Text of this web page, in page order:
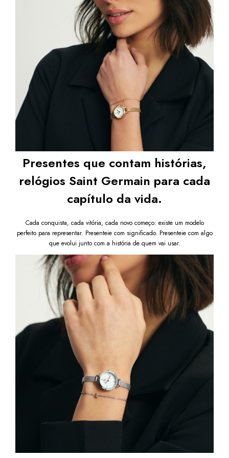
sofisticação, minimalismo e conforto.
Petite Harlem Silver – Para mulheres que valorizam o
tempo com autenticidade. Após a confirmação de
compra, a nota fiscal será enviada em até um dia útil
em seu e-mail.
Presentes que contam histórias,
relógios Saint Germain para cada
capítulo da vida.
Cada conquista, cada vitória, cada novo começo: existe um modelo
perfeito para representar. Presenteie com significado. Presenteie com algo
que evolui junto com a história de quem vai usar.